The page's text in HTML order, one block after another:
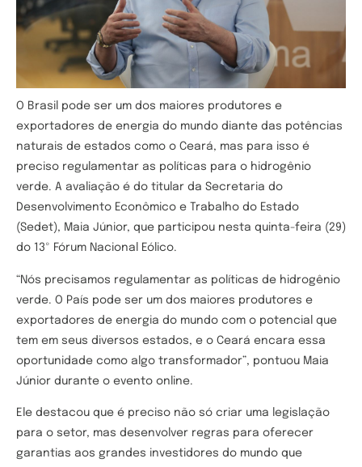
O Brasil pode ser um dos maiores produtores e
exportadores de energia do mundo diante das potências
naturais de estados como o Ceará, mas para isso é
preciso regulamentar as políticas para o hidrogênio
verde. A avaliação é do titular da Secretaria do
Desenvolvimento Econômico e Trabalho do Estado
(Sedet), Maia Júnior, que participou nesta quinta-feira (29)
do 13º Fórum Nacional Eólico.
“Nós precisamos regulamentar as políticas de hidrogênio
verde. O País pode ser um dos maiores produtores e
exportadores de energia do mundo com o potencial que
tem em seus diversos estados, e o Ceará encara essa
oportunidade como algo transformador”, pontuou Maia
Júnior durante o evento online.
Ele destacou que é preciso não só criar uma legislação
para o setor, mas desenvolver regras para oferecer
garantias aos grandes investidores do mundo que